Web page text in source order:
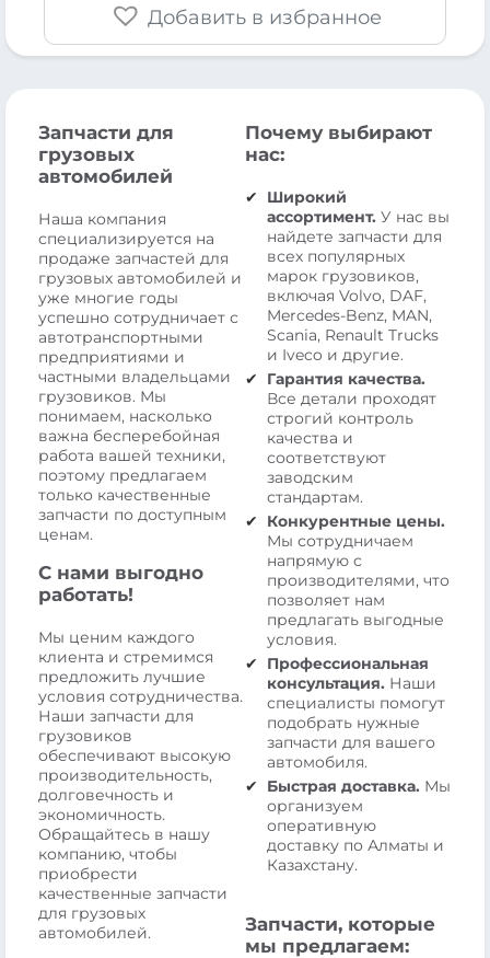
Добавить в избранное
Запчасти для
грузовых
автомобилей
Наша компания
специализируется на
продаже запчастей для
грузовых автомобилей и
уже многие годы
успешно сотрудничает с
автотранспортными
предприятиями и
частными владельцами
грузовиков. Мы
понимаем, насколько
важна бесперебойная
работа вашей техники,
поэтому предлагаем
только качественные
запчасти по доступным
ценам.
С нами выгодно
работать!
Мы ценим каждого
клиента и стремимся
предложить лучшие
условия сотрудничества.
Наши запчасти для
грузовиков
обеспечивают высокую
производительность,
долговечность и
экономичность.
Обращайтесь в нашу
компанию, чтобы
приобрести
качественные запчасти
для грузовых
автомобилей.
Почему выбирают
нас:
Широкий
ассортимент. У нас вы
найдете запчасти для
всех популярных
марок грузовиков,
включая Volvo, DAF,
Mercedes-Benz, MAN,
Scania, Renault Trucks
и Iveco и другие.
Гарантия качества.
Все детали проходят
строгий контроль
качества и
соответствуют
заводским
стандартам.
Конкурентные цены.
Мы сотрудничаем
напрямую с
производителями, что
позволяет нам
предлагать выгодные
условия.
Профессиональная
консультация. Наши
специалисты помогут
подобрать нужные
запчасти для вашего
автомобиля.
Быстрая доставка. Мы
организуем
оперативную
доставку по Алматы и
Казахстану.
Запчасти, которые
мы предлагаем: